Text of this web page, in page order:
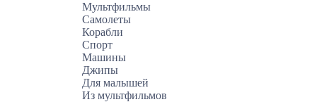
Мультфильмы
Самолеты
Корабли
Спорт
Машины
Джипы
Для малышей
Из мультфильмов